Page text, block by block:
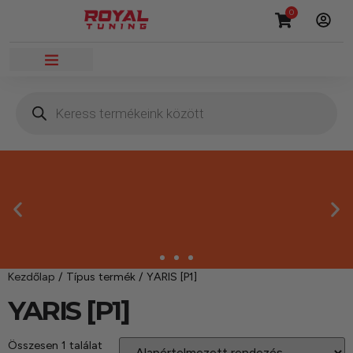
0
Megbízható termékek
Kínálatunkban kizárólag olyan termékek
Kezdőlap / Típus termék / YARIS [P1]
YARIS [P1]
Összesen 1 találat